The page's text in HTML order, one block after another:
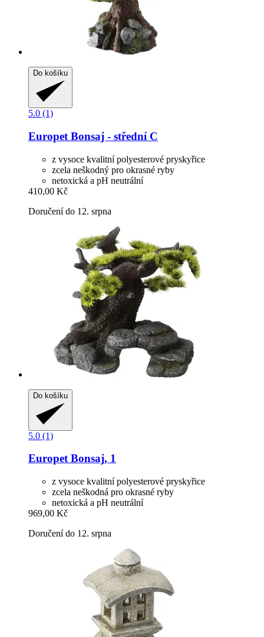
Do košíku
5.0 (1)
Europet Bonsaj -​ střední C
z vysoce kvalitní polyesterové pryskyřice
zcela neškodný pro okrasné ryby
netoxická a pH neutrální
410,00 Kč
Doručení do 12. srpna
Do košíku
5.0 (1)
EuropetBonsaj, 1
z vysoce kvalitní polyesterové pryskyřice
zcela neškodná pro okrasné ryby
netoxická a pH neutrální
969,00 Kč
Doručení do 12. srpna